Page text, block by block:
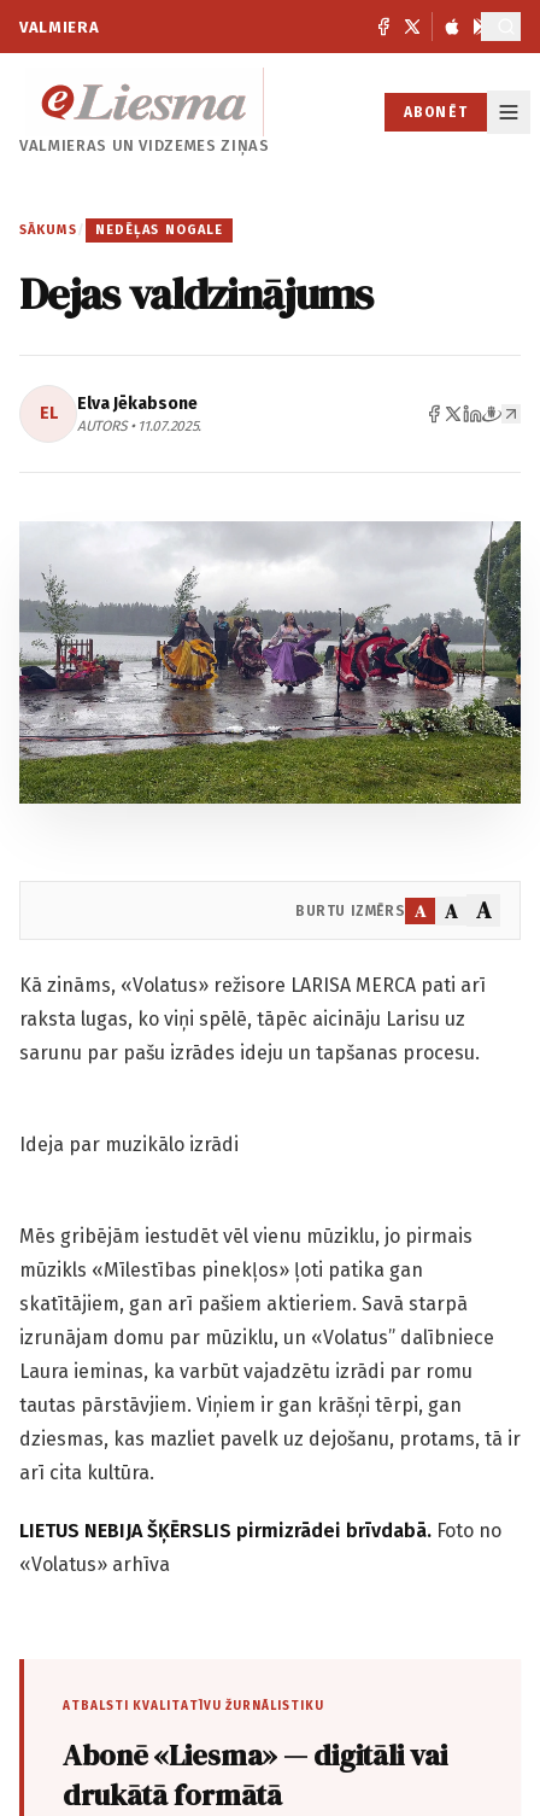
VALMIERA
VALMIERAS UNVIDZEMES ZIŅAS
ABONĒT
SĀKUMS / NEDĒĻAS NOGALE
Dejas valdzinājums
EL Elva Jēkabsone
AUTORS • 11.07.2025.
BURTU IZMĒRS A A A
Kā zināms, «Volatus» režisore LARISA MERCA pati arī
raksta lugas, ko viņi spēlē, tāpēc aicināju Larisu uz
sarunu par pašu izrādes ideju un tapšanas procesu.
Ideja par muzikālo izrādi
Mēs gribējām iestudēt vēl vienu mūziklu, jo pirmais
mūzikls «Mīlestības pinekļos» ļoti patika gan
skatītājiem, gan arī pašiem aktieriem. Savā starpā
izrunājam domu par mūziklu, un «Volatus” dalībniece
Laura ieminas, ka varbūt vajadzētu izrādi par romu
tautas pārstāvjiem. Viņiem ir gan krāšņi tērpi, gan
dziesmas, kas mazliet pavelk uz dejošanu, protams, tā ir
arī cita kultūra.
LIETUS NEBIJA ŠĶĒRSLIS pirmizrādei brīvdabā. Foto no
«Volatus» arhīva
ATBALSTI KVALITATĪVU ŽURNĀLISTIKU
Abonē «Liesma» — digitāli vai
drukātā formātā